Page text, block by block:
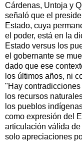
Cárdenas, Untoja y
señaló que el
Estado, cuya
el poder, está en la
Estado versus los
el gobernante se
dado que ese
los últimos años, ni
"Hay
los recursos
los pueblos
como expresión del
articulación válida
solo apreciaciones